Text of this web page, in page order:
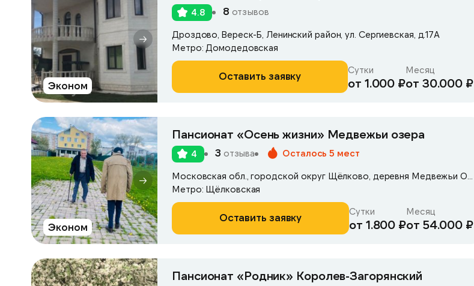
Эконом
4.8 8 отзывов
Дроздово, Вереск-Б, Ленинский район, ул. Сергиевская, д.17А
Метро: Домодедовская
Оставить заявку Сутки
от 1.000 ₽
Месяц
от 30.000 ₽
Эконом
Пансионат «Осень жизни» Медвежьи озера
4 3 отзыва Осталось 5 мест
Метро: Щёлковская
Оставить заявку Сутки
от 1.800 ₽
Месяц
от 54.000 ₽
Пансионат «Родник» Королев-Загорянский